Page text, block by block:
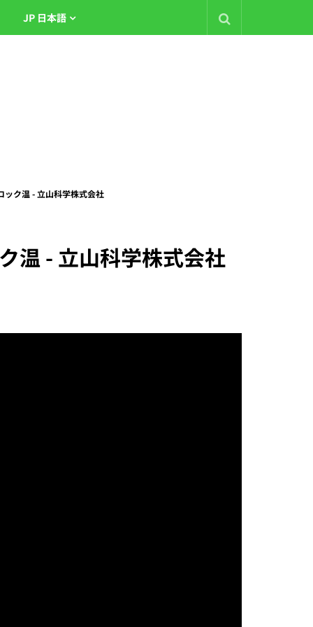
JP 日本語
ック温 - 立山科学株式会社
温 - 立山科学株式会社